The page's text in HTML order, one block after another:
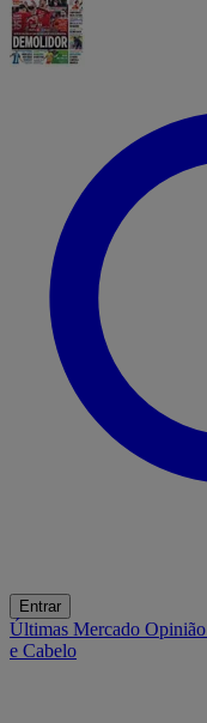
Entrar
Últimas Mercado Opinião
e Cabelo